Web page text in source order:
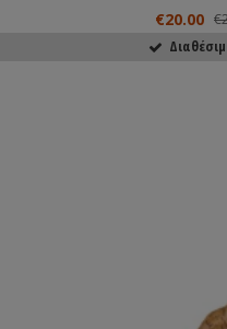
€20.00